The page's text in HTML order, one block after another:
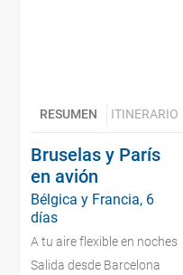
RESUMEN ITINERARIO
Bruselas y París
en avión
Bélgica y Francia, 6
días
A tu aire flexible en noches
Salida desde Barcelona